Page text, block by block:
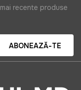
recente produse
ABONEAZĂ-TE